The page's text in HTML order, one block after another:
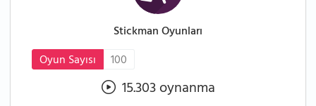
Stickman Oyunları
Oyun Sayısı
100
15.303 oynanma